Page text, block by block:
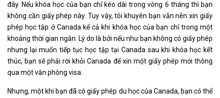
đây. Nếu khóa học của bạn chỉ kéo dài trong vòng 6 tháng thì bạn
không cần giấy phép này. Tuy vậy, tôi khuyên bạn vẫn nên xin giấy
phép học tập ở Canada kể cả khi khóa học của bạn chỉ trong một
khoảng thời gian ngắn. Lý do là bởi nếu như bạn không có giấy phép
nhưng lại muốn tiếp tục học tập tại Canada sau khi khóa học kết
thúc, bạn sẽ phải rời khỏi Canada để xin một giấy phép mới thông
qua một văn phòng visa.
Nhưng, một khi bạn đã có giấy phép du học của Canada, bạn có thể